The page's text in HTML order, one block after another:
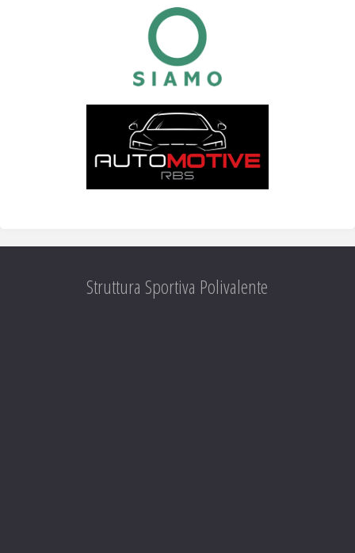
Struttura Sportiva Polivalente